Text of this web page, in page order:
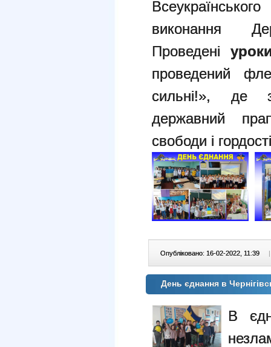
виконання
Проведені
проведений
сильні!», де
державний
свободи і
Опубліковано: 16-02-2022, 11:39 |
День єднання в
В